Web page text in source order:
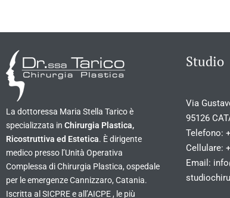
La dottoressa Maria Stella Tarico è
specializzata in Chirurgia Plastica,
Ricostruttiva ed Estetica. È dirigente
medico presso l’Unità Operativa
Complessa di Chirurgia Plastica, ospedale
per le emergenze Cannizzaro, Catania.
Iscritta al SICPRE e all’AICPE , le più
Studio
Via
95126
Telefono:
Cellulare:
Email: